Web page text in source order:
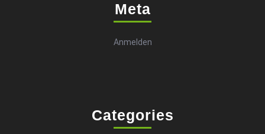
Meta
Anmelden
Categories